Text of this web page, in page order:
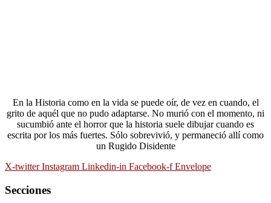
En la Historia como en la vida se puede oír, de vez en cuando, el
grito de aquél que no pudo adaptarse. No murió con el momento, ni
sucumbió ante el horror que la historia suele dibujar cuando es
escrita por los más fuertes. Sólo sobrevivió, y permaneció allí como
un Rugido Disidente
X-twitter Instagram Linkedin-in Facebook-f Envelope
Secciones